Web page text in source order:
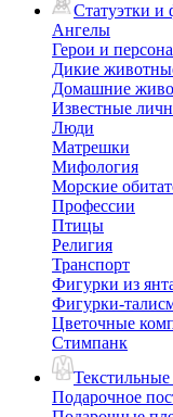
Статуэтки и
Ангелы
Герои и
Дикие
Домашние
Известные
Люди
Матрешки
Мифология
Морские
Профессии
Птицы
Религия
Транспорт
Фигурки из
Фигурки-
Цветочные
Стимпанк
Текстильные
Подарочное